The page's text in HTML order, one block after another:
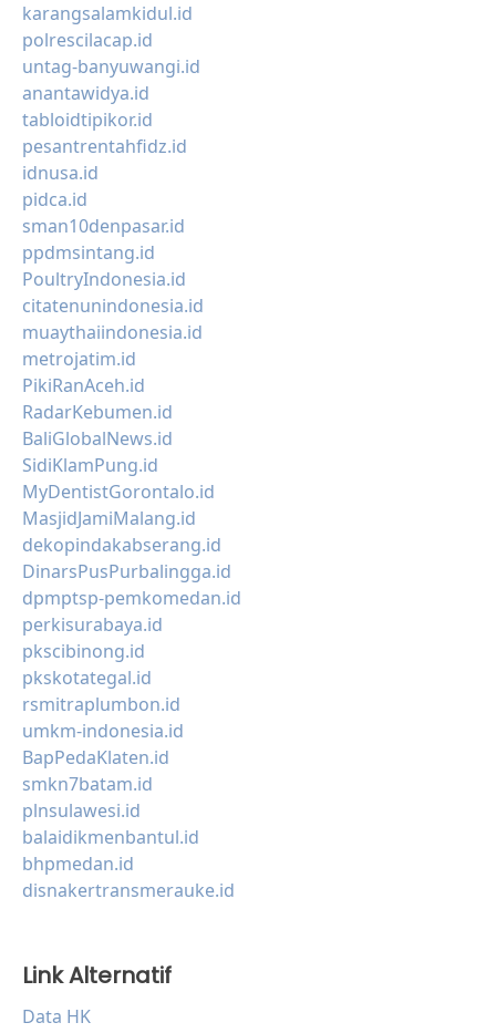
karangsalamkidul.id
polrescilacap.id
untag-banyuwangi.id
anantawidya.id
tabloidtipikor.id
pesantrentahfidz.id
idnusa.id
pidca.id
sman10denpasar.id
ppdmsintang.id
PoultryIndonesia.id
citatenunindonesia.id
muaythaiindonesia.id
metrojatim.id
PikiRanAceh.id
RadarKebumen.id
BaliGlobalNews.id
SidiKlamPung.id
MyDentistGorontalo.id
MasjidJamiMalang.id
dekopindakabserang.id
DinarsPusPurbalingga.id
dpmptsp-pemkomedan.id
perkisurabaya.id
pkscibinong.id
pkskotategal.id
rsmitraplumbon.id
umkm-indonesia.id
BapPedaKlaten.id
smkn7batam.id
plnsulawesi.id
balaidikmenbantul.id
bhpmedan.id
disnakertransmerauke.id
Link Alternatif
Data HK